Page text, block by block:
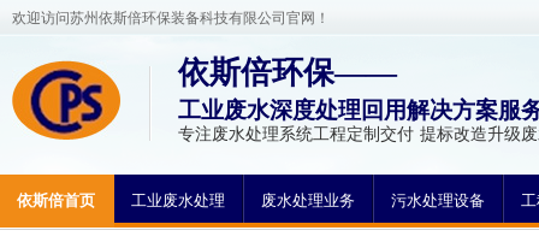
欢迎访问苏州依斯倍环保装备科技有限公司官网！
依斯倍环保——
工业废水深度处理回用解决方案服
专注废水处理系统工程定制交付 提标改造升级
依斯倍首页 工业废水处理 废水处理业务 污水处理设备